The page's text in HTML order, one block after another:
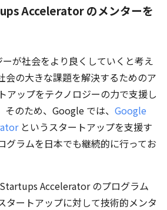
Accelerator のメンターを
が社会をより良くしていくと考え
会の大きな課題を解決するためのア
アップをテクノロジーの力で支援し
そのため、Google では、 Google
というスタートアップを支援す
グラムを日本でも継続的に行ってお
Accelerator のプログラム
タートアップに対して技術的メンタ